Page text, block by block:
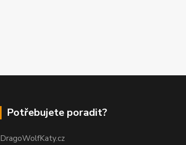
Potřebujete poradit?
DragoWolfKaty.cz